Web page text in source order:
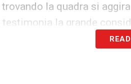
la quadra si
la grande
David Puczka in